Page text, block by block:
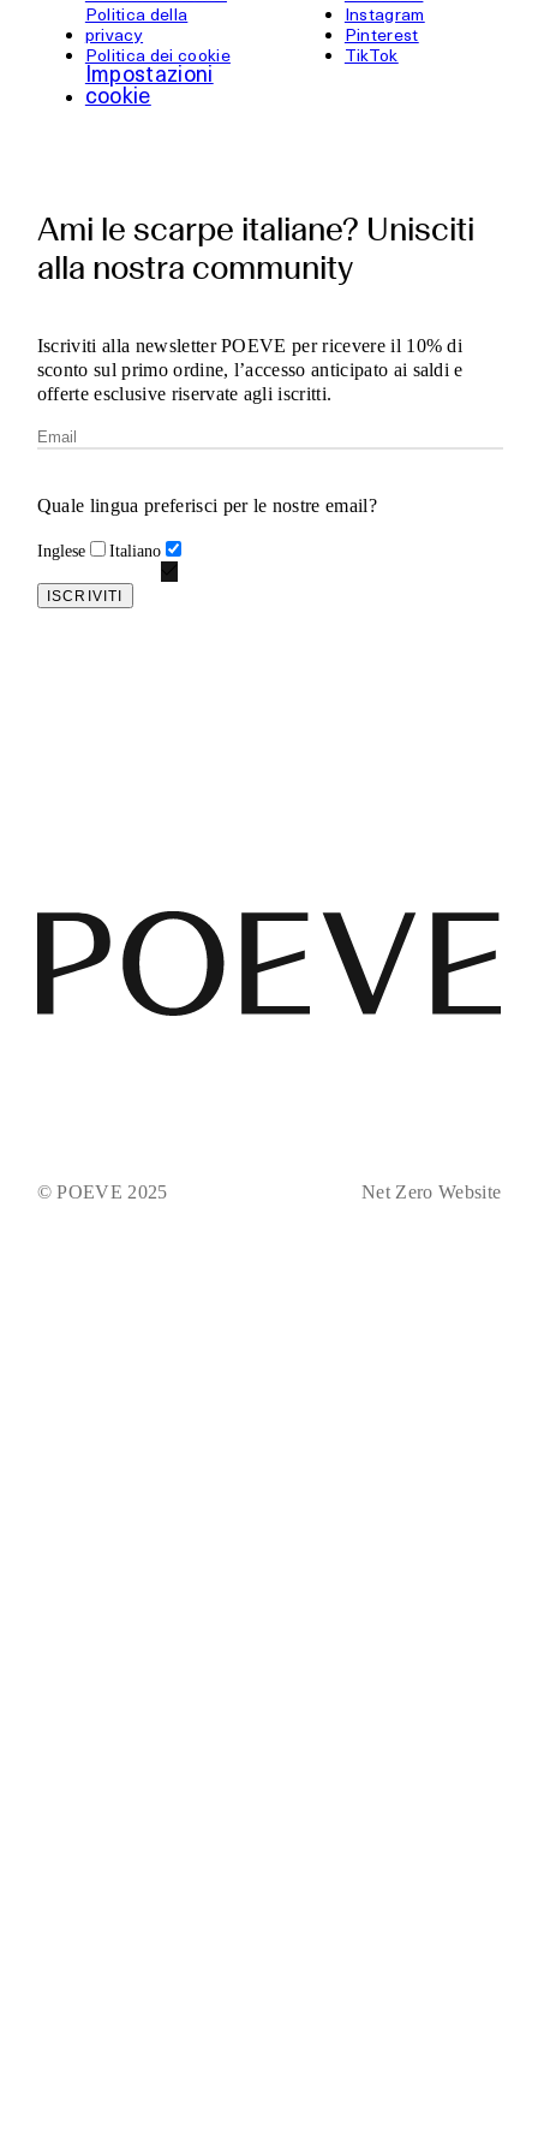
Politica della
privacy
Politica dei cookie
Impostazioni
cookie
Instagram
Pinterest
TikTok
Ami le scarpe italiane? Unisciti
alla nostra community
Iscriviti alla newsletter POEVE per ricevere il 10% di
sconto sul primo ordine, l’accesso anticipato ai saldi e
offerte esclusive riservate agli iscritti.
Quale lingua preferisci per le nostre email?
Inglese Italiano
ISCRIVITI
© POEVE 2025 Net Zero Website